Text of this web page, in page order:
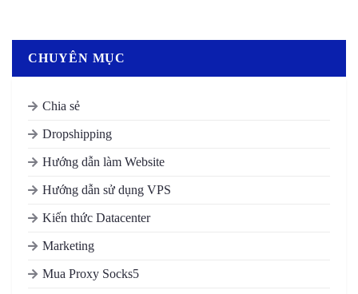
CHUYÊN MỤC
Chia sẻ
Dropshipping
Hướng dẫn làm Website
Hướng dẫn sử dụng VPS
Kiến thức Datacenter
Marketing
Mua Proxy Socks5